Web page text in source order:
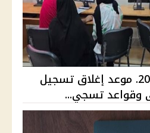
تنسيق الجامعات 2026. موعد إغلاق تسجيل
وقواعد تسجي...